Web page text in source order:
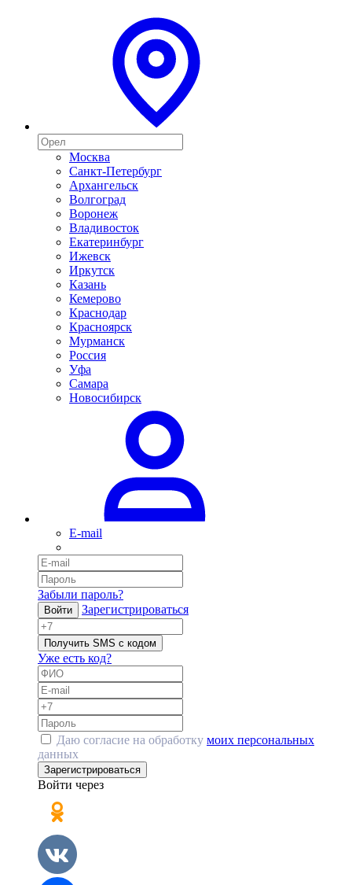
Москва
Санкт-Петербург
Архангельск
Волгоград
Воронеж
Владивосток
Екатеринбург
Ижевск
Иркутск
Казань
Кемерово
Краснодар
Красноярск
Мурманск
Россия
Уфа
Самара
Новосибирск
E-mail
Забыли пароль?
Войти Зарегистрироваться
Получить SMS с кодом
Уже есть код?
Даю согласие на обработку моих персональных
данных
Зарегистрироваться
Войти через